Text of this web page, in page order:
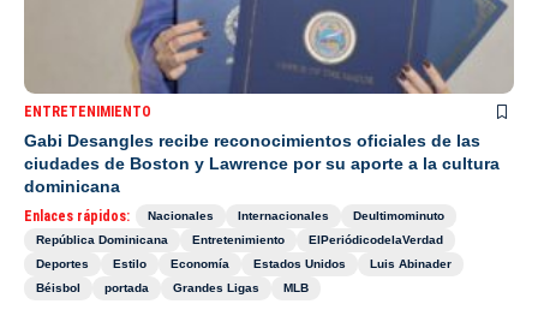
ENTRETENIMIENTO
Gabi Desangles recibe reconocimientos oficiales de las
ciudades de Boston y Lawrence por su aporte a la cultura
dominicana
Enlaces rápidos: Nacionales Internacionales
Deultimominuto
República Dominicana
Entretenimiento
ElPeriódicodelaVerdad
Deportes
Estilo Economía Estados Unidos
Luis Abinader
Béisbol
portada Grandes Ligas MLB